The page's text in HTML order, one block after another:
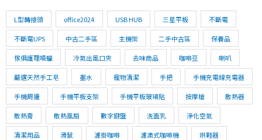
L型轉接頭 office2024 USB HUB 三星平板 不斷電
不斷電UPS 中古二手區 主機架 二手中古區 保養品
傢俱護理噴蠟 冷氣出風口夾 去味商品 咖啡豆 喇叭
嚴選天然手工皂 墨水 寵物清潔 手把 手機充電線充電器
手機周邊 手機平板支架 手機平板玻璃貼 按摩槍 散熱器
散熱膏 散熱風扇 數字鍵盤 洗面乳 淨化空氣
清潔用品 滑鼠 濾掛咖啡 濾滴式咖啡機 烘鞋器